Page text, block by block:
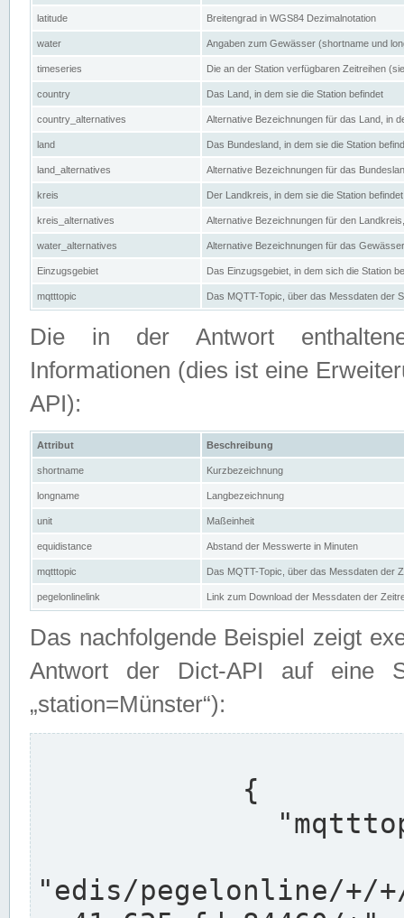
latitude Breitengrad in WGS84 Dezimalnotation
water Angaben zum Gewässer (shortname und
timeseries Die an der Station verfügbaren Zeitreihen
country Das Land, in dem sie die Station befindet
country_alternatives Alternative Bezeichnungen für das Land, in
land Das Bundesland, in dem sie die Station
land_alternatives Alternative Bezeichnungen für das
kreis Der Landkreis, in dem sie die Station befindet
kreis_alternatives Alternative Bezeichnungen für den
water_alternatives Alternative Bezeichnungen für das
Einzugsgebiet Das Einzugsgebiet, in dem sich die Station
mqtttopic Das MQTT-Topic, über das Messdaten der
Die in der Antwort
Informationen (dies ist eine
API):
Attribut Beschreibung
shortname Kurzbezeichnung
longname Langbezeichnung
unit Maßeinheit
equidistance Abstand der Messwerte in Minuten
mqtttopic Das MQTT-Topic, über das Messdaten der
pegelonlinelink Link zum Download der Messdaten der
Das nachfolgende Beispiel zeigt
Antwort der Dict-API auf eine
„station=Münster“):
"edis/pegelonline/+/